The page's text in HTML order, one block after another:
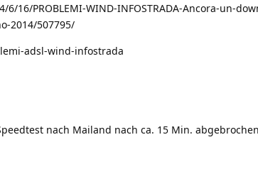
16/PROBLEMI-WIND-INFOSTRADA-Ancora-un-
2014/507795/
adsl-wind-infostrada
nach Mailand nach ca. 15 Min.